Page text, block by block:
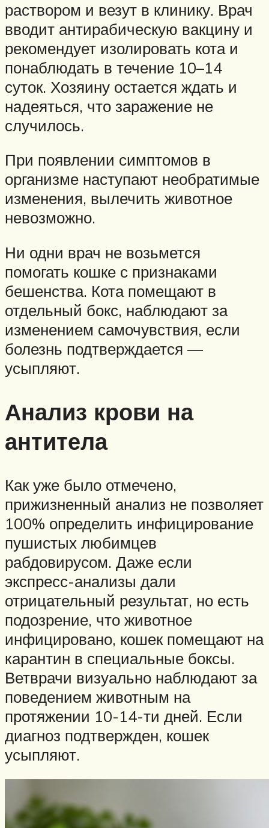
раствором и везут в клинику. Врач
вводит антирабическую вакцину и
рекомендует изолировать кота и
понаблюдать в течение 10–14
суток. Хозяину остается ждать и
надеяться, что заражение не
случилось.
При появлении симптомов в
организме наступают необратимые
изменения, вылечить животное
невозможно.
Ни одни врач не возьмется
помогать кошке с признаками
бешенства. Кота помещают в
отдельный бокс, наблюдают за
изменением самочувствия, если
болезнь подтверждается —
усыпляют.
Анализ крови на
антитела
Как уже было отмечено,
прижизненный анализ не позволяет
100% определить инфицирование
пушистых любимцев
рабдовирусом. Даже если
экспресс-анализы дали
отрицательный результат, но есть
подозрение, что животное
инфицировано, кошек помещают на
карантин в специальные боксы.
Ветврачи визуально наблюдают за
поведением животным на
протяжении 10-14-ти дней. Если
диагноз подтвержден, кошек
усыпляют.